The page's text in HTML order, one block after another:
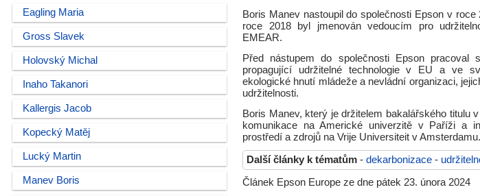
Eagling Maria
Gross Slavek
Holovský Michal
Inaho Takanori
Kallergis Jacob
Kopecký Matěj
Lucký Martin
Manev Boris
Boris Manev nastoupil do společnosti Epson v
roce 2018 byl jmenován vedoucím pro
EMEAR.
Před nástupem do společnosti Epson pracoval
propagující udržitelné technologie v EU a ve
ekologické hnutí mládeže a nevládní organizaci,
udržitelnosti.
Boris Manev, který je držitelem bakalářského titulu
komunikace na Americké univerzitě v Paříži a
prostředí a zdrojů na Vrije Universiteit v Amsterdamu.
Další články k tématům - dekarbonizace -
Článek Epson Europe ze dne pátek 23. února 2024